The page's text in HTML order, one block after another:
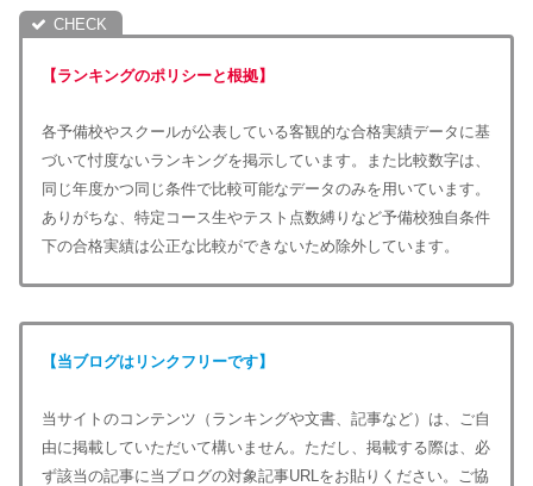
【ランキングのポリシーと根拠】
各予備校やスクールが公表している客観的な合格実績データに基
づいて忖度ないランキングを掲示しています。また比較数字は、
同じ年度かつ同じ条件で比較可能なデータのみを用いています。
ありがちな、特定コース生やテスト点数縛りなど予備校独自条件
下の合格実績は公正な比較ができないため除外しています。
【当ブログはリンクフリーです】
当サイトのコンテンツ（ランキングや文書、記事など）は、ご自
由に掲載していただいて構いません。ただし、掲載する際は、必
ず該当の記事に当ブログの対象記事URLをお貼りください。ご協